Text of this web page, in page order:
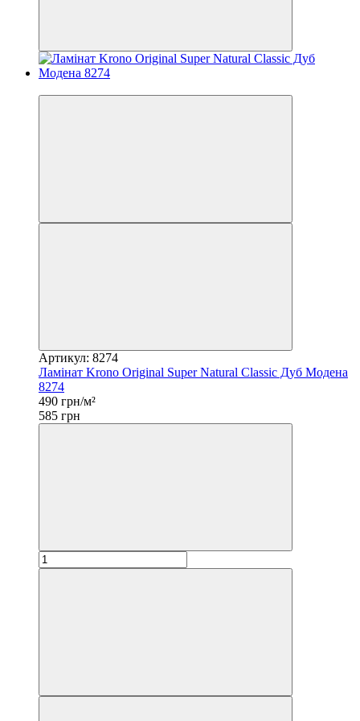
Артикул: 8274
Ламінат Krono Original Super Natural Classic Дуб Модена
8274
490 грн/м²
585 грн